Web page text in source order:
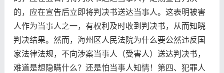
的，应在宣告后立即将判决书送达当事人。这表明被害
人作为当事人之一，有权利及时收到判决书，从而知晓
判决结果‌。然而，海州区人民法院为什么要公然违反国
家法律法规，不向涉案当事人（受害人）送达判决书，
难道是想隐瞒什么？还是怕当事人知情！第四、犯罪人